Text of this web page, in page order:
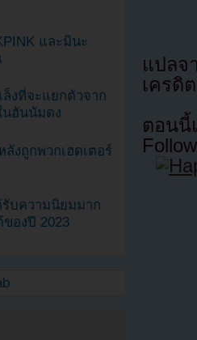
แปล
เครดิ
ตอนนี้
และมินะ
ล็งที่จะแยกตัวจาก
นฮันนัมดง
งถูกพวกเฮดเตอร์
บความนิยมมาก
องปี 2023